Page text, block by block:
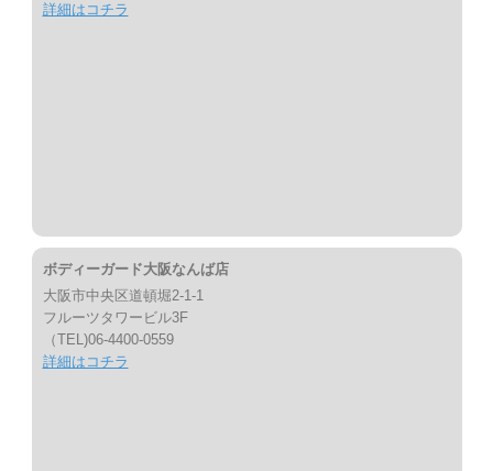
詳細はコチラ
ボディーガード大阪なんば店
大阪市中央区道頓堀2-1-1
フルーツタワービル3F
（TEL)06-4400-0559
詳細はコチラ